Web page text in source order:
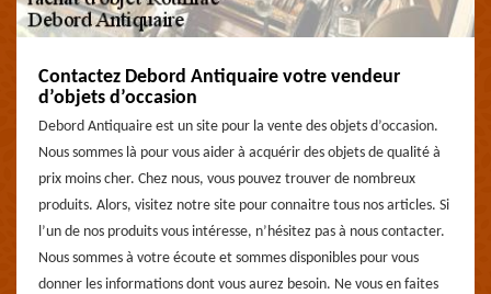
Contactez Debord Antiquaire votre vendeur
d’objets d’occasion
Debord Antiquaire est un site pour la vente des objets d’occasion.
Nous sommes là pour vous aider à acquérir des objets de qualité à
prix moins cher. Chez nous, vous pouvez trouver de nombreux
produits. Alors, visitez notre site pour connaitre tous nos articles. Si
l’un de nos produits vous intéresse, n’hésitez pas à nous contacter.
Nous sommes à votre écoute et sommes disponibles pour vous
donner les informations dont vous aurez besoin. Ne vous en faites